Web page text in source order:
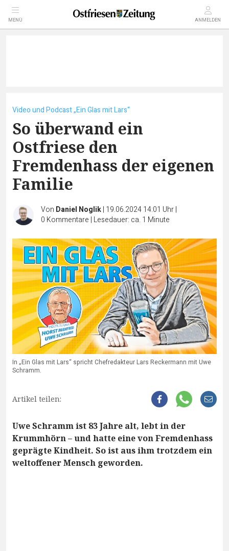
MENÜ ANMELDEN
Video und Podcast „Ein Glas mit Lars“
So überwand ein
Ostfriese den
Fremdenhass der eigenen
Familie
Von Daniel Noglik| 19.06.2024 14:01 Uhr|
0 Kommentare | Lesedauer: ca. 1 Minute
In „Ein Glas mit Lars“ spricht Chefredakteur Lars Reckermann mit Uwe
Schramm.
Artikel teilen:
Uwe Schramm ist 83 Jahre alt, lebt in der
Krummhörn – und hatte eine von Fremdenhass
geprägte Kindheit. So ist aus ihm trotzdem ein
weltoffener Mensch geworden.